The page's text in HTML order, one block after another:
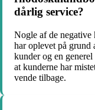
dårlig service?
Nogle af de negative
har oplevet på grund
kunder og en
at kunderne har
vende tilbage.